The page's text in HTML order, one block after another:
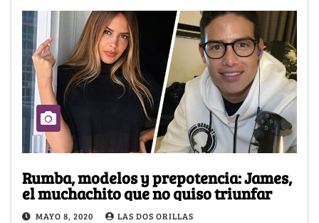
Rumba, modelos y prepotencia: James,
el muchachito que no quiso triunfar
MAYO 8, 2020 LAS DOS ORILLAS